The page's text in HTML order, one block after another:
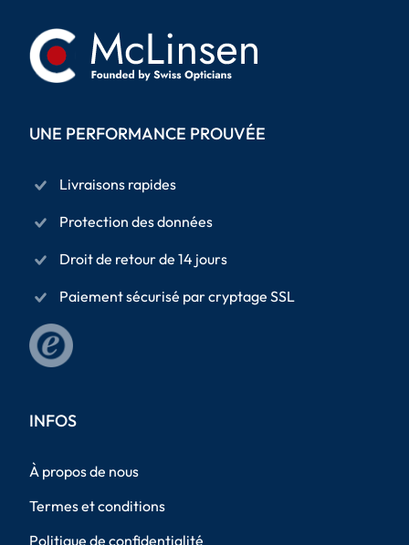
UNE PERFORMANCE PROUVÉE
Livraisons rapides
Protection des données
Droit de retour de 14 jours
Paiement sécurisé par cryptage SSL
INFOS
À propos de nous
Termes et conditions
Politique de confidentialité